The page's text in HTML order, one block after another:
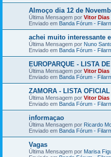
Almoço dia 12 de
Última Mensagem por Vitor Dias
Enviado em Banda Fórum -
achei muito interessante
Última Mensagem por Nuno
Enviado em Banda Fórum -
EUROPARQUE - LISTA
Última Mensagem por Vitor Dias
Enviado em Banda Fórum -
ZAMORA - LISTA
Última Mensagem por Vitor Dias
Enviado em Banda Fórum -
informaçao
Última Mensagem por Ricardo
Enviado em Banda Fórum -
Vagas
Última Mensagem por Marisa